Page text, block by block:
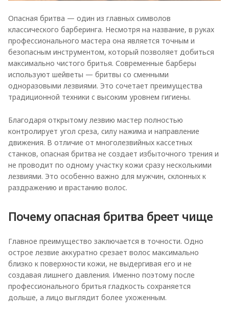
Опасная бритва — один из главных символов
классического барберинга. Несмотря на название, в руках
профессионального мастера она является точным и
безопасным инструментом, который позволяет добиться
максимально чистого бритья. Современные барберы
используют шейветы — бритвы со сменными
одноразовыми лезвиями. Это сочетает преимущества
традиционной техники с высоким уровнем гигиены.
Благодаря открытому лезвию мастер полностью
контролирует угол среза, силу нажима и направление
движения. В отличие от многолезвийных кассетных
станков, опасная бритва не создает избыточного трения и
не проводит по одному участку кожи сразу несколькими
лезвиями. Это особенно важно для мужчин, склонных к
раздражению и врастанию волос.
Почему опасная бритва бреет чище
Главное преимущество заключается в точности. Одно
острое лезвие аккуратно срезает волос максимально
близко к поверхности кожи, не выдергивая его и не
создавая лишнего давления. Именно поэтому после
профессионального бритья гладкость сохраняется
дольше, а лицо выглядит более ухоженным.